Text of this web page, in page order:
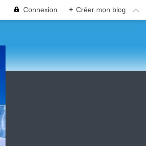
Connexion + Créer mon blog